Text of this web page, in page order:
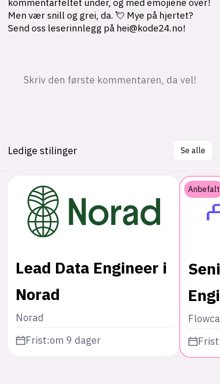
Ledige stilinger Se alle
Lead Data Engineer i
Norad
Norad
Frist:om 9 dager
Anbefalt